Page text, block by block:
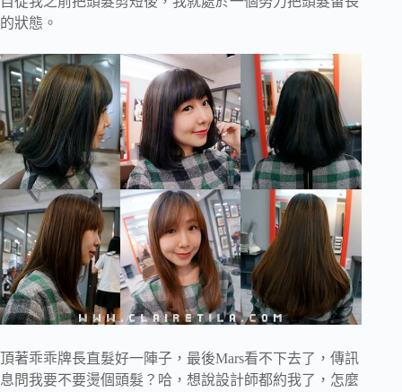
的狀態。
頂著乖乖牌長直髮好一陣子，最後Mars看不下去了，傳訊
息問我要不要燙個頭髮？哈，想說設計師都約我了，怎麼